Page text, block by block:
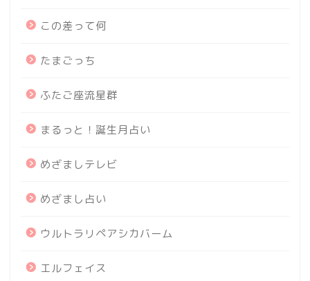
この差って何
たまごっち
ふたご座流星群
まるっと！誕生月占い
めざましテレビ
めざまし占い
ウルトラリペアシカバーム
エルフェイス